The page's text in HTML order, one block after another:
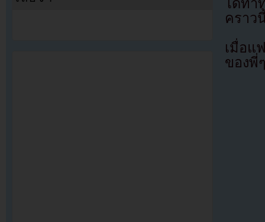
ได้ทำ
คราว
เมื่อแ
ของพี่